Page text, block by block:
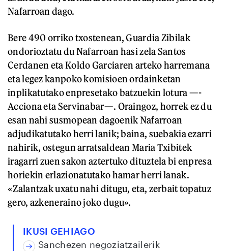
Nafarroan dago.
Bere 490 orriko txostenean, Guardia Zibilak
ondorioztatu du Nafarroan hasi zela Santos
Cerdanen eta Koldo Garciaren arteko harremana
eta legez kanpoko komisioen ordainketan
inplikatutako enpresetako batzuekin lotura —-
Acciona eta Servinabar—. Oraingoz, horrek ez du
esan nahi susmopean dagoenik Nafarroan
adjudikatutako herri lanik; baina, suebakia ezarri
nahirik, ostegun arratsaldean Maria Txibitek
iragarri zuen sakon aztertuko dituztela bi enpresa
horiekin erlazionatutako hamar herri lanak.
«Zalantzak uxatu nahi ditugu, eta, zerbait topatuz
gero, azkeneraino joko dugu».
IKUSI GEHIAGO
Sanchezen negoziatzailerik